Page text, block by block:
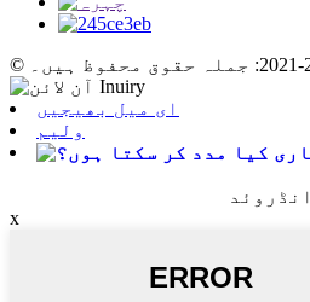
ای میل بھیجیں
ولیم
انڈروئد
x